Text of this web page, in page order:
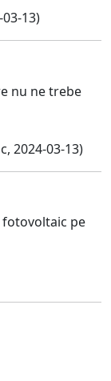
13)
nu ne trebe
2024-03-13)
pe